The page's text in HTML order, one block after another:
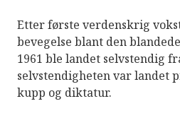
Etter første verdenskrig
bevegelse blant den
1961 ble landet selvstendig
selvstendigheten var landet
kupp og diktatur.